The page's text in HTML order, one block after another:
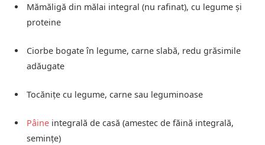
Mămăligă din mălai integral (nu rafinat), cu legume și
proteine
Ciorbe bogate în legume, carne slabă, redu grăsimile
adăugate
Tocănițe cu legume, carne sau leguminoase
Pâine integrală de casă (amestec de făină integrală,
semințe)